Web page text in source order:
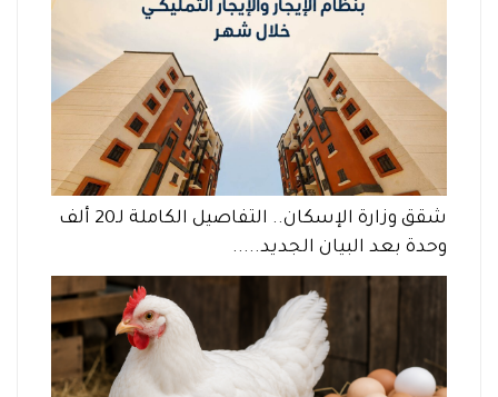
شقق وزارة الإسكان.. التفاصيل الكاملة لـ20 ألف
وحدة بعد البيان الجديد.....